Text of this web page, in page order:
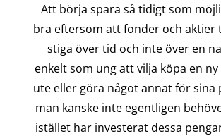
Att börja spara så tidigt som
bra eftersom att fonder och aktier
stiga över tid och inte över en
enkelt som ung att vilja köpa en
ute eller göra något annat för sina
man kanske inte egentligen
istället har investerat dessa